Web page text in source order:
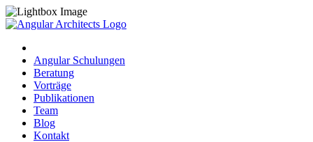
Angular Schulungen
Beratung
Vorträge
Publikationen
Team
Blog
Kontakt